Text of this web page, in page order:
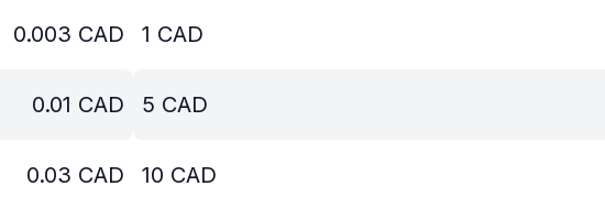
0.003 CAD
0.01 CAD
0.03 CAD
1 CAD
5 CAD
10 CAD